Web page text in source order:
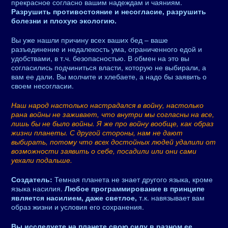
прекрасное согласно вашим надеждам и чаяниям.
Разрушить противостояние и несогласие, разрушить
болезни и плохую экологию.
Вы уже нашли причину всех ваших бед – ваше
разъединение и недалекость ума, ограниченного едой и
удобствами, в т.ч. безопасностью. В обмен на это вы
согласились подчиниться власти, которую не выбирали, а
вам ее дали. Вы молчите и хлебаете, а надо бы заявить о
своем несогласии.
Наш народ настолько настрадался в войну, настолько
рана войны не заживает, что внутри мы согласны на все,
лишь бы не было войны. Я же про войну вообще, как образ
жизни планеты. С другой стороны, нам не дают
выбирать, потому что всех достойных людей удалили от
возможности заявить о себе, посадили или они сами
уехали подальше.
Создатель: Темная планета не знает другого языка, кроме
языка насилия. Любое программирование в принципе
является насилием, даже светлое, т.к. навязывает вам
образ жизни и условия его сохранения.
Вы исследуете на планете свою силу в разном ее